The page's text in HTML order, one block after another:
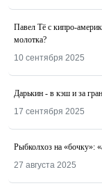
Павел Тё с кипро-
молотка?
10 сентября 2025
Дарькин - в кэш и за
17 сентября 2025
Рыбколхоз на «бочку»:
27 августа 2025